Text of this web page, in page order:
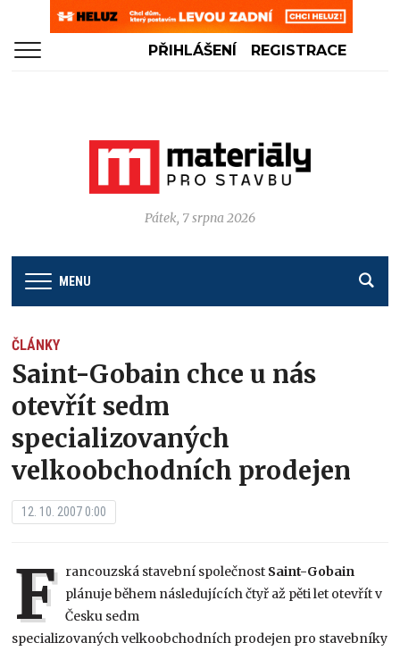
PŘIHLÁŠENÍ REGISTRACE
Pátek, 7 srpna 2026
MENU
ČLÁNKY
Saint-Gobain chce u nás
otevřít sedm
specializovaných
velkoobchodních prodejen
12. 10. 2007 0:00
F rancouzská stavební společnost Saint-Gobain
plánuje během následujících čtyř až pěti let otevřít v
Česku sedm
specializovaných velkoobchodních prodejen pro stavebníky